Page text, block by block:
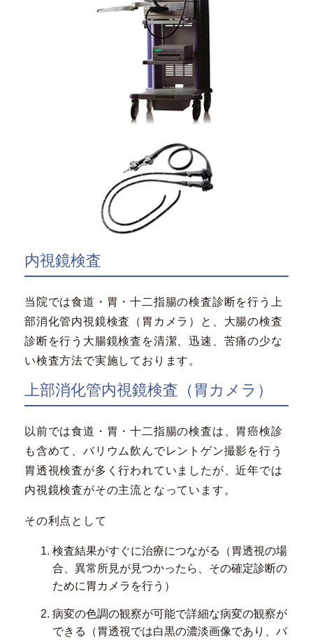
内視鏡検査
当院では食道・胃・十二指腸の検査診断を行う上
部消化管内視鏡検査（胃カメラ）と、大腸の検査
診断を行う大腸鏡検査を清潔、迅速、苦痛の少な
い検査方法で実施しております。
上部消化管内視鏡検査（胃カメラ）
以前では食道・胃・十二指腸の検査は、胃癌検診
も含めて、バリウム飲んでレントゲン撮影を行う
胃透視検査が多く行われていましたが、近年では
内視鏡検査がその主流となっています。
その利点として
検査結果がすぐに治療につながる（胃透視の場
合、異常所見が見つかったら、その確定診断の
ために胃カメラを行う）
病変の色調の観察が可能で詳細な病変の観察が
できる（胃透視では白黒の濃淡画像であり、バ